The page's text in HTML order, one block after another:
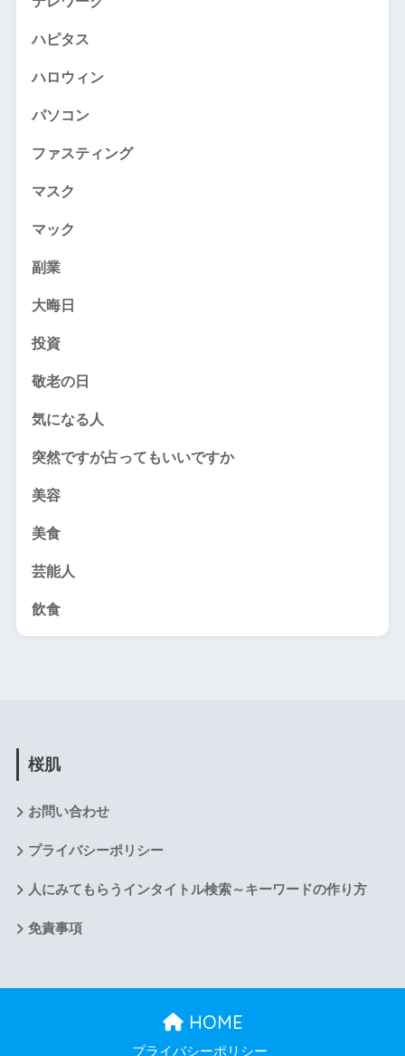
ハピタス
ハロウィン
パソコン
ファスティング
マスク
マック
副業
大晦日
投資
敬老の日
気になる人
突然ですが占ってもいいですか
美容
美食
芸能人
飲食
桜肌
お問い合わせ
プライバシーポリシー
人にみてもらうインタイトル検索～キーワードの作り方
免責事項
HOME
プライバシーポリシー